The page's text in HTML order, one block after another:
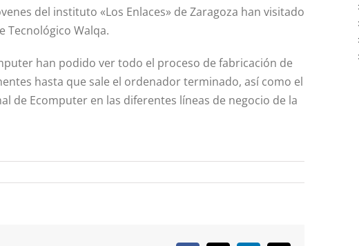
del instituto «Los Enlaces» de Zaragoza han visitado
Tecnológico Walqa.
han podido ver todo el proceso de fabricación de
hasta que sale el ordenador terminado, así como el
de Ecomputer en las diferentes líneas de negocio de la